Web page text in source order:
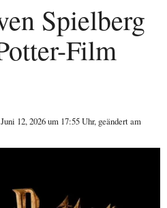
Spielberg
Film
Juni 12, 2026um 17:55 Uhr, geändert am